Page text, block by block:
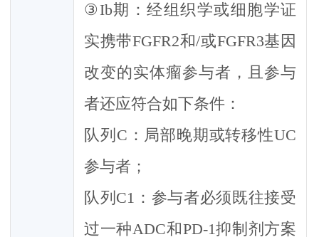
③Ib期：经组织学或细胞学证
实携带FGFR2和/或FGFR3基因
改变的实体瘤参与者，且参与
者还应符合如下条件：
队列C：局部晚期或转移性UC
参与者；
队列C1：参与者必须既往接受
过一种ADC和PD-1抑制剂方案